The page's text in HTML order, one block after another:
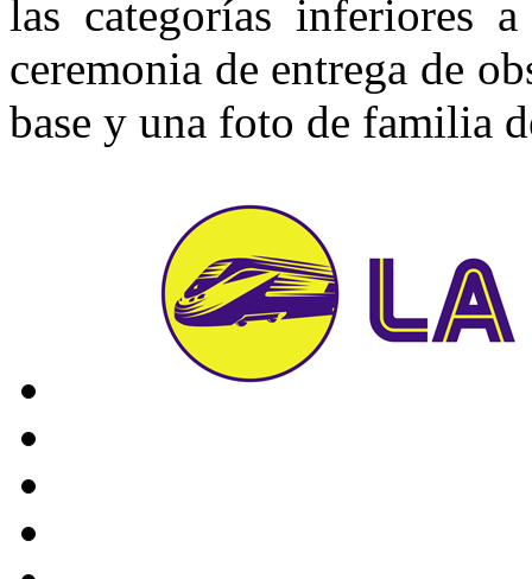
las categorías inferiores
ceremonia de entrega de
base y una foto de familia